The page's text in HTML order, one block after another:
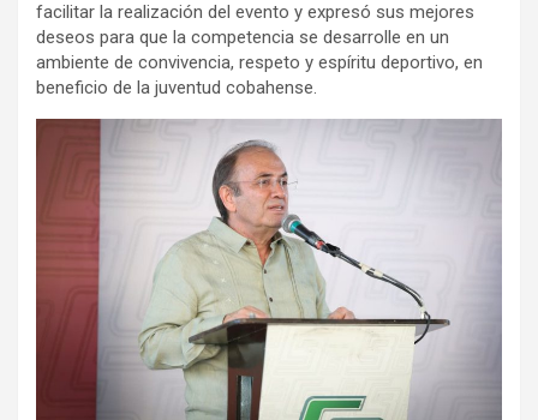
facilitar la realización del evento y expresó sus mejores
deseos para que la competencia se desarrolle en un
ambiente de convivencia, respeto y espíritu deportivo, en
beneficio de la juventud cobahense.